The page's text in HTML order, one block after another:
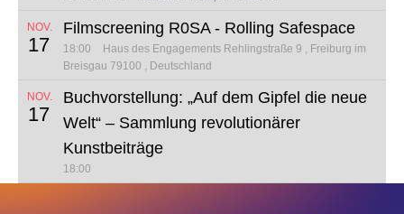
NOV.
17
Filmscreening R0SA - Rolling Safespace
18:00 Haus des Engagements Rehlingstraße 9
Freiburg im
Breisgau 79100
Deutschland
NOV.
17
Buchvorstellung: „Auf dem Gipfel die neue
Welt“ – Sammlung revolutionärer
Kunstbeiträge
18:00